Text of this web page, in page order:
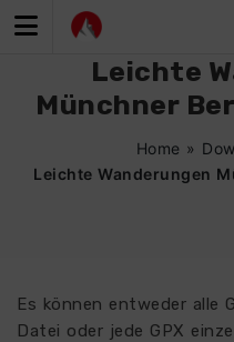
Inhalt
Leichte
Münchner
Home »
Leichte Wanderungen
Es können entweder alle
Datei oder jede GPX